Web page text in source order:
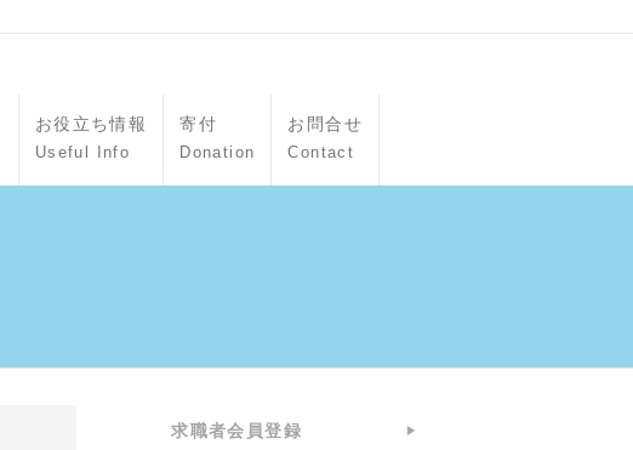
お役立ち情報
Useful Info
寄付
Donation
お問合せ
Contact
求職者会員登録